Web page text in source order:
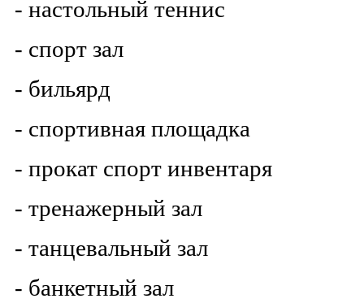
- настольный теннис
- спорт зал
- бильярд
- спортивная площадка
- прокат спорт инвентаря
- тренажерный зал
- танцевальный зал
- банкетный зал